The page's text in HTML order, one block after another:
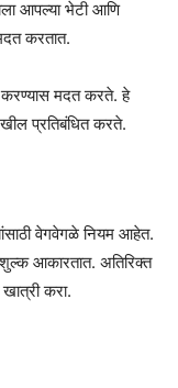
आपल्या भेटी आणि
करतात.
करण्यास मदत करते. हे
प्रतिबंधित करते.
वेगवेगळे नियम आहेत.
शुल्क आकारतात. अतिरिक्त
करा.